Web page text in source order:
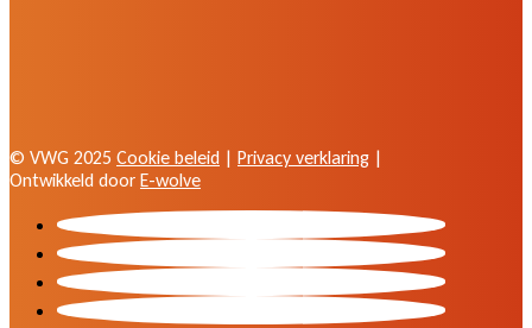
© VWG 2025 Cookie beleid | Privacy verklaring |
Ontwikkeld door E-wolve